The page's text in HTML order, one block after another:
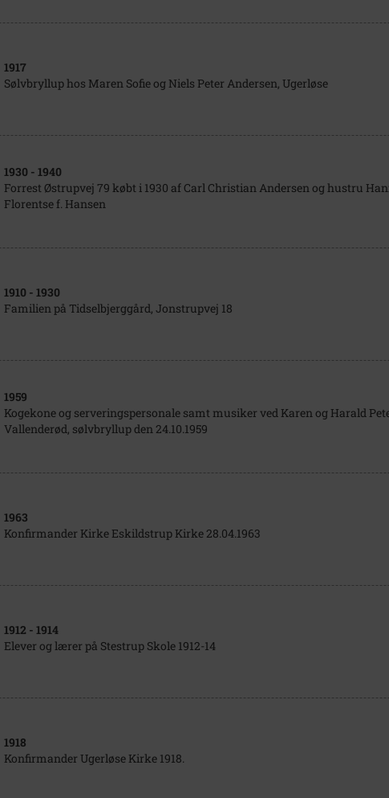
1917
Sølvbryllup hos Maren Sofie og Niels Peter Andersen, Ugerløse
1930 - 1940
Forrest Østrupvej 79 købt i 1930 af Carl Christian Andersen og hustru
Florentse f. Hansen
1910 - 1930
Familien på Tidselbjerggård, Jonstrupvej 18
1959
Kogekone og serveringspersonale samt musiker ved Karen og Harald
Vallenderød, sølvbryllup den 24.10.1959
1963
Konfirmander Kirke Eskildstrup Kirke 28.04.1963
1912 - 1914
Elever og lærer på Stestrup Skole 1912-14
1918
Konfirmander Ugerløse Kirke 1918.